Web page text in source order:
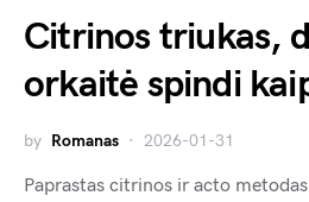
Citrinos triukas,
orkaitė spindi
by Romanas 2026-01-31
Paprastas citrinos ir acto